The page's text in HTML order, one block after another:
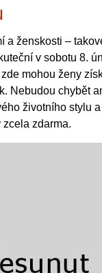
a ženskosti –
v sobotu 8.
mohou ženy
Nebudou chybět
životního stylu a
zdarma.
automaty
pro zajímavé
a univerzity. Mimo
legálně a
V neustále
širokou nabídku
automaty jak